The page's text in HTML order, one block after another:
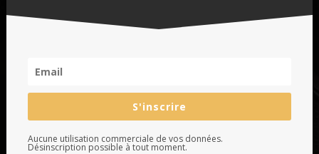
S'inscrire
Aucune utilisation commerciale de vos données.
Désinscription possible à tout moment.